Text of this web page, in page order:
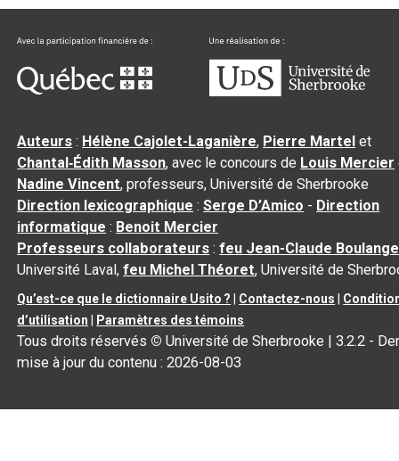
Auteurs : Hélène Cajolet-Laganière, Pierre Martel et
Chantal‑Édith Masson, avec le concours de Louis Mercier
Nadine Vincent, professeurs, Université de Sherbrooke
Direction lexicographique :Serge D’Amico - Direction
informatique : Benoit Mercier
Professeurs collaborateurs :feu Jean-Claude
Université Laval,feu Michel Théoret, Université de
Qu’est-ce que le dictionnaire Usito ? Contactez-nous
d’utilisation
Paramètres des témoins
Tous droits réservés © Université de Sherbrooke |3.2.2 -
mise à jour du contenu :2026-08-03